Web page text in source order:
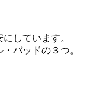
しています。
バッドの３つ。